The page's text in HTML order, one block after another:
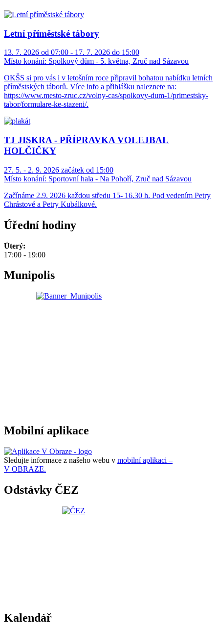
Letní příměstské tábory
13. 7. 2026 od 07:00 - 17. 7. 2026 do 15:00
Místo konání: Spolkový dům - 5. května, Zruč nad Sázavou
OKŠS si pro vás i v letošním roce připravil bohatou nabídku letních
příměstských táborů. Více info a přihlášku naleznete na:
https://www.mesto-zruc.cz/volny-cas/spolkovy-dum-1/primestsky-
tabor/formulare-ke-stazeni/.
TJ JISKRA - PŘÍPRAVKA VOLEJBAL
HOLČIČKY
27. 5. - 2. 9. 2026 začátek od 15:00
Místo konání: Sportovní hala - Na Pohoří, Zruč nad Sázavou
Začínáme 2.9. 2026 každou středu 15- 16.30 h. Pod vedením Petry
Chrástové a Petry Kubálkové.
Úřední hodiny
Úterý:
17:00 - 19:00
Munipolis
Mobilní aplikace
Sledujte informace z našeho webu v mobilní aplikaci –
V OBRAZE.
Odstávky ČEZ
Kalendář